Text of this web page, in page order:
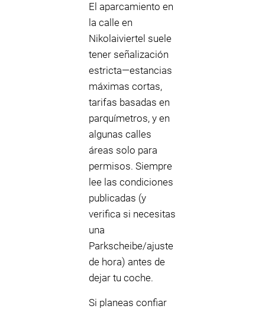
El aparcamiento en
la calle en
Nikolaiviertel suele
tener señalización
estricta—estancias
máximas cortas,
tarifas basadas en
parquímetros, y en
algunas calles
áreas solo para
permisos. Siempre
lee las condiciones
publicadas (y
verifica si necesitas
una
Parkscheibe/ajuste
de hora) antes de
dejar tu coche.
Si planeas confiar